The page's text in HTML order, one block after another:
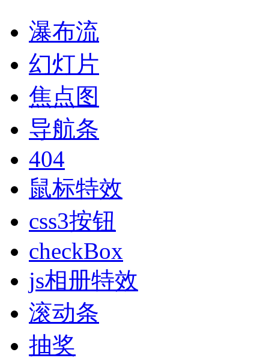
瀑布流
幻灯片
焦点图
导航条
404
鼠标特效
css3按钮
checkBox
js相册特效
滚动条
抽奖